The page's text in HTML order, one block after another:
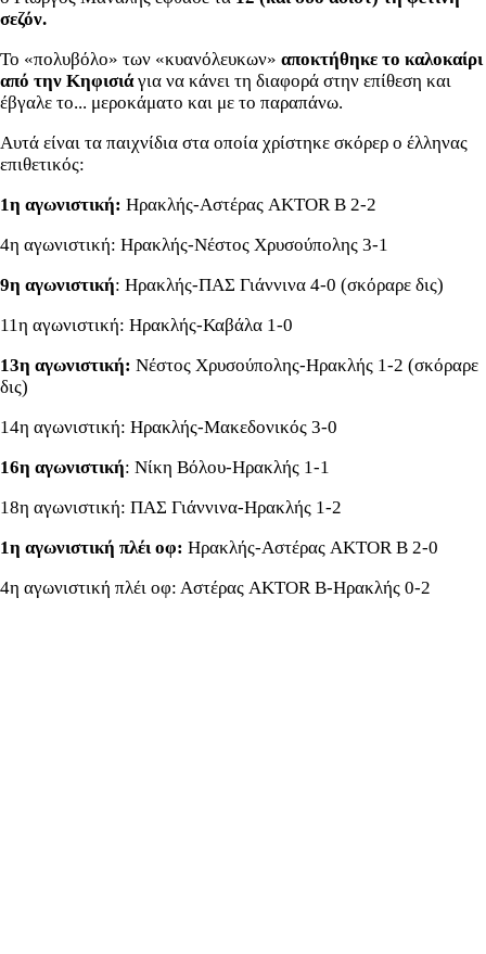
σεζόν.
Το «πολυβόλο» των «κυανόλευκων» αποκτήθηκε το καλοκαίρι
από την Κηφισιάγια να κάνει τη διαφορά στην επίθεση και
έβγαλε το... μεροκάματο και με το παραπάνω.
Αυτά είναι τα παιχνίδια στα οποία χρίστηκε σκόρερ ο έλληνας
επιθετικός:
1η αγωνιστική: Ηρακλής-Αστέρας AKTOR B 2-2
4η αγωνιστική: Ηρακλής-Νέστος Χρυσούπολης 3-1
9η αγωνιστική: Ηρακλής-ΠΑΣ Γιάννινα 4-0 (σκόραρε δις)
11η αγωνιστική: Ηρακλής-Καβάλα 1-0
13η αγωνιστική: Νέστος Χρυσούπολης-Ηρακλής 1-2 (σκόραρε
δις)
14η αγωνιστική: Ηρακλής-Μακεδονικός 3-0
16η αγωνιστική: Νίκη Βόλου-Ηρακλής 1-1
18η αγωνιστική: ΠΑΣ Γιάννινα-Ηρακλής 1-2
1η αγωνιστική πλέι οφ: Ηρακλής-Αστέρας AKTOR B 2-0
4η αγωνιστική πλέι οφ: Αστέρας AKTOR B-Ηρακλής 0-2